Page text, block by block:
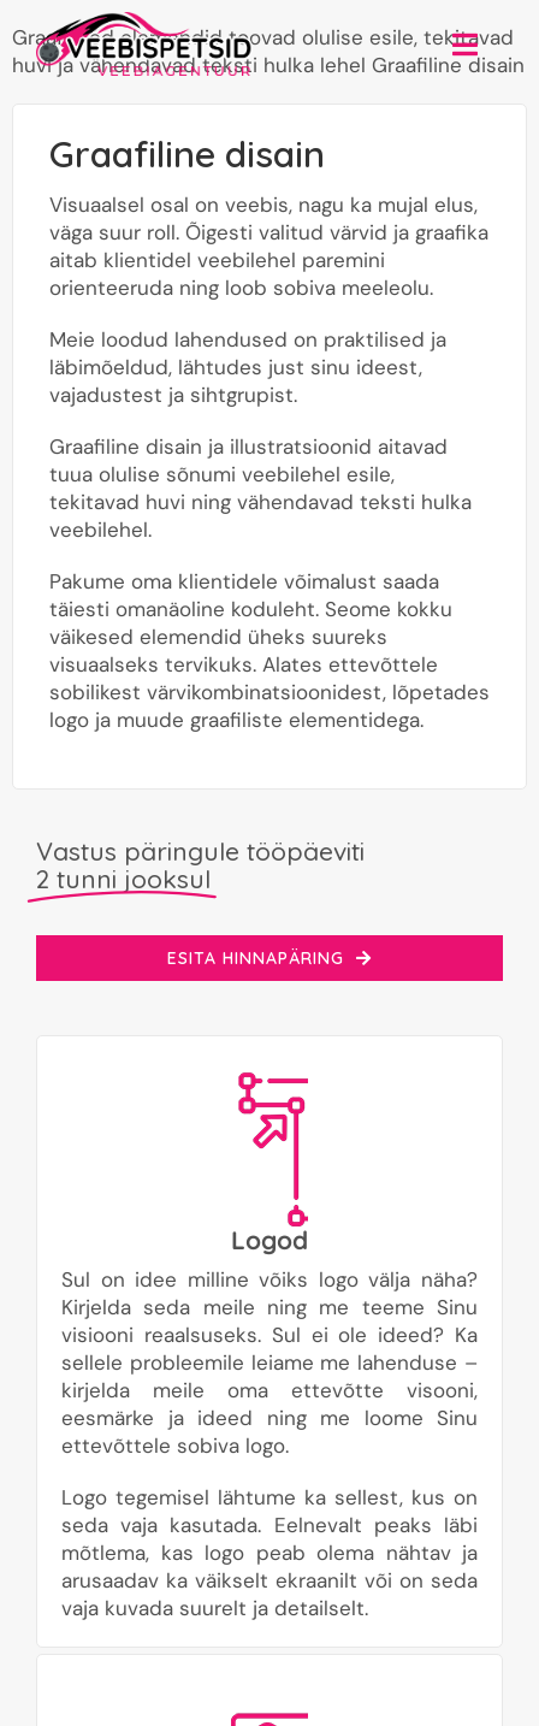
to
content
Teenused
Tehtud tööd
Küsi pakkumist
Graafilised elemendid toovad olulise esile, tekitavad
huvi ja vähendavad teksti hulka lehel Graafiline disain
Graafiline disain
Visuaalsel osal on veebis, nagu ka mujal elus,
väga suur roll. Õigesti valitud värvid ja graafika
aitab klientidel veebilehel paremini
orienteeruda ning loob sobiva meeleolu.
Meie loodud lahendused on praktilised ja
läbimõeldud, lähtudes just sinu ideest,
vajadustest ja sihtgrupist.
Graafiline disain ja illustratsioonid aitavad
tuua olulise sõnumi veebilehel esile,
tekitavad huvi ning vähendavad teksti hulka
veebilehel.
Pakume oma klientidele võimalust saada
täiesti omanäoline koduleht. Seome kokku
väikesed elemendid üheks suureks
visuaalseks tervikuks. Alates ettevõttele
sobilikest värvikombinatsioonidest, lõpetades
logo ja muude graafiliste elementidega.
Vastus päringule tööpäeviti
2 tunni jooksul
ESITA HINNAPÄRING
Logod
Sul on idee milline võiks logo välja näha?
Kirjelda seda meile ning me teeme Sinu
visiooni reaalsuseks. Sul ei ole ideed? Ka
sellele probleemile leiame me lahenduse –
kirjelda meile oma ettevõtte visooni,
eesmärke ja ideed ning me loome Sinu
ettevõttele sobiva logo.
Logo tegemisel lähtume ka sellest, kus on
seda vaja kasutada. Eelnevalt peaks läbi
mõtlema, kas logo peab olema nähtav ja
arusaadav ka väikselt ekraanilt või on seda
vaja kuvada suurelt ja detailselt.